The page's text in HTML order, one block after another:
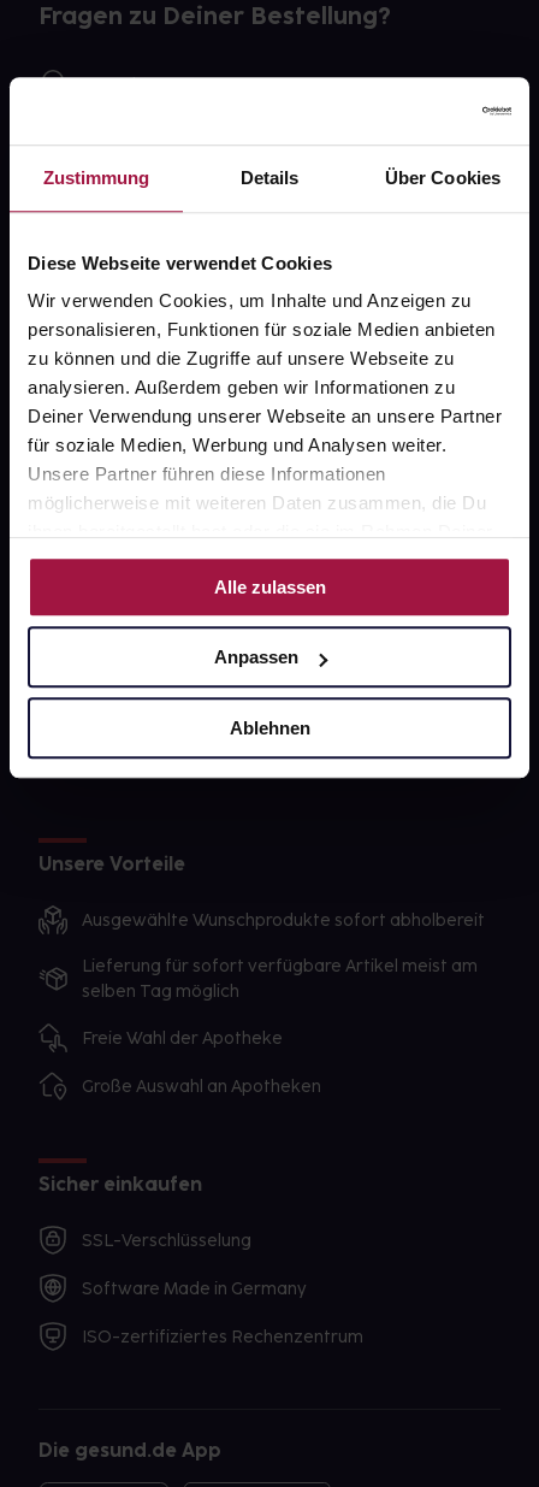
Zustimmung Details Über Cookies
Diese Webseite verwendet Cookies
Wir verwenden Cookies, um Inhalte und Anzeigen zu
personalisieren, Funktionen für soziale Medien anbieten
zu können und die Zugriffe auf unsere Webseite zu
analysieren. Außerdem geben wir Informationen zu
Deiner Verwendung unserer Webseite an unsere Partner
für soziale Medien, Werbung und Analysen weiter.
Unsere Partner führen diese Informationen
möglicherweise mit weiteren Daten zusammen, die Du
Nutzung der Dienste gesammelt haben.
Alle zulassen
Anpassen
Ablehnen
Fragen zu Deiner Bestellung?
Kontakt
gesund.de
Über uns
Karriere
Newsletter
Barrierefreiheitserklärung
PAYBACK
Sanitätshäuser
Unsere Vorteile
Ausgewählte Wunschprodukte sofort abholbereit
Lieferung für sofort verfügbare Artikel meist am
selben Tag möglich
Freie Wahl der Apotheke
Große Auswahl an Apotheken
Sicher einkaufen
SSL-Verschlüsselung
Software Made in Germany
ISO-zertifiziertes Rechenzentrum
Die gesund.de App